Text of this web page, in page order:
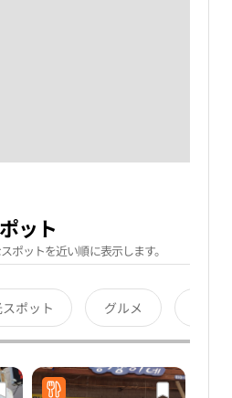
ット
ポットを近い順に表示します。
ポット グルメ